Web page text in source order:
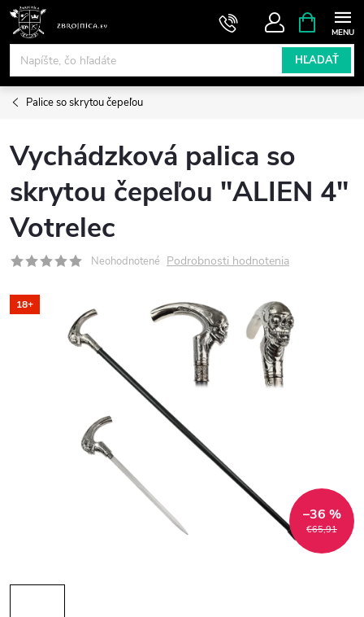
Prejsť
obsah
HĽADAŤ
KOŠÍK
Palice so skrytou čepeľou
Vychádzková palica so
skrytou čepeľou "ALIEN 4"
Votrelec
Neohodnotené Podrobnosti hodnotenia
18+
€65,91
–36 %